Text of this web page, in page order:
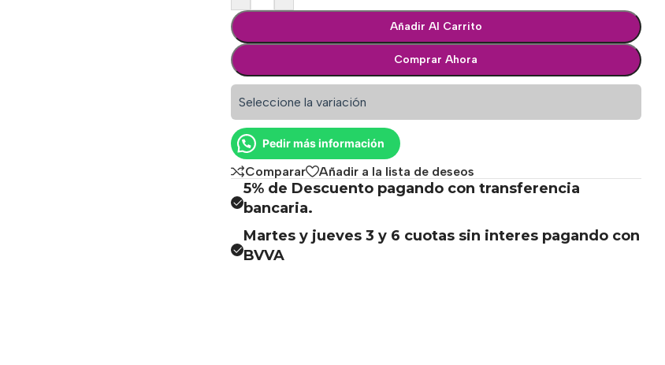
Añadir Al Carrito
Comprar Ahora
Seleccione la variación
Pedir más información
Comparar Añadir a la lista de deseos
5% de Descuento pagando con transferencia
bancaria.
Martes y jueves 3 y 6 cuotas sin interes pagando con
BVVA